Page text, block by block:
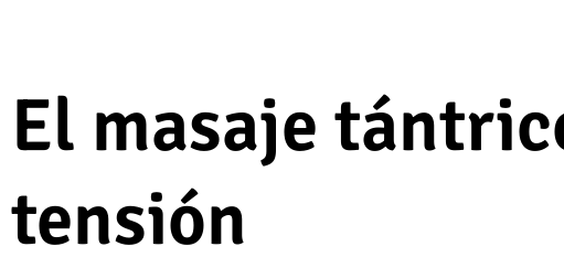
El masaje
tensión